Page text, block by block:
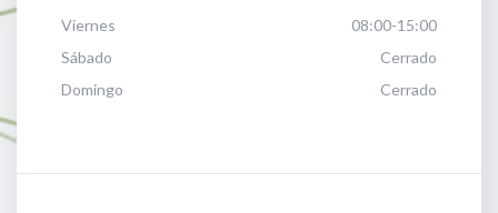
Viernes
08:00-15:00
Sábado
Cerrado
Domingo
Cerrado